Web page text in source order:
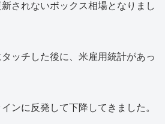
されないボックス相場となりまし
ッチした後に、米雇用統計があっ
ンに反発して下降してきました。